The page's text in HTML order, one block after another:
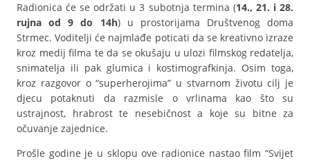
Radionica će se održati u 3 subotnja termina (14., 21. i 28.
rujna od 9 do 14h) u prostorijama Društvenog doma
Strmec. Voditelji će najmlađe poticati da se kreativno izraze
kroz medij filma te da se okušaju u ulozi filmskog redatelja,
snimatelja ili pak glumica i kostimografkinja. Osim toga,
kroz razgovor o “superherojima” u stvarnom životu cilj je
djecu potaknuti da razmisle o vrlinama kao što su
ustrajnost, hrabrost te nesebičnost a koje su bitne za
očuvanje zajednice.
Prošle godine je u sklopu ove radionice nastao film “Svijet